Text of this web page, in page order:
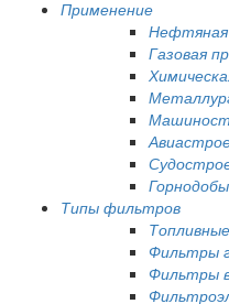
Применение
Газовая
Типы фильтров
Фильтры
Фильтры